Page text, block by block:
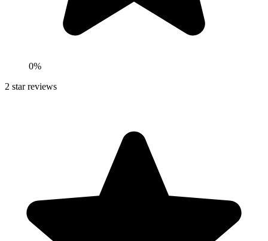
0%
2 star reviews